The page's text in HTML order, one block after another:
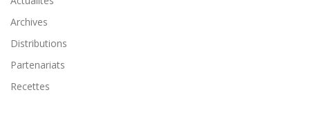
Archives
Distributions
Partenariats
Recettes